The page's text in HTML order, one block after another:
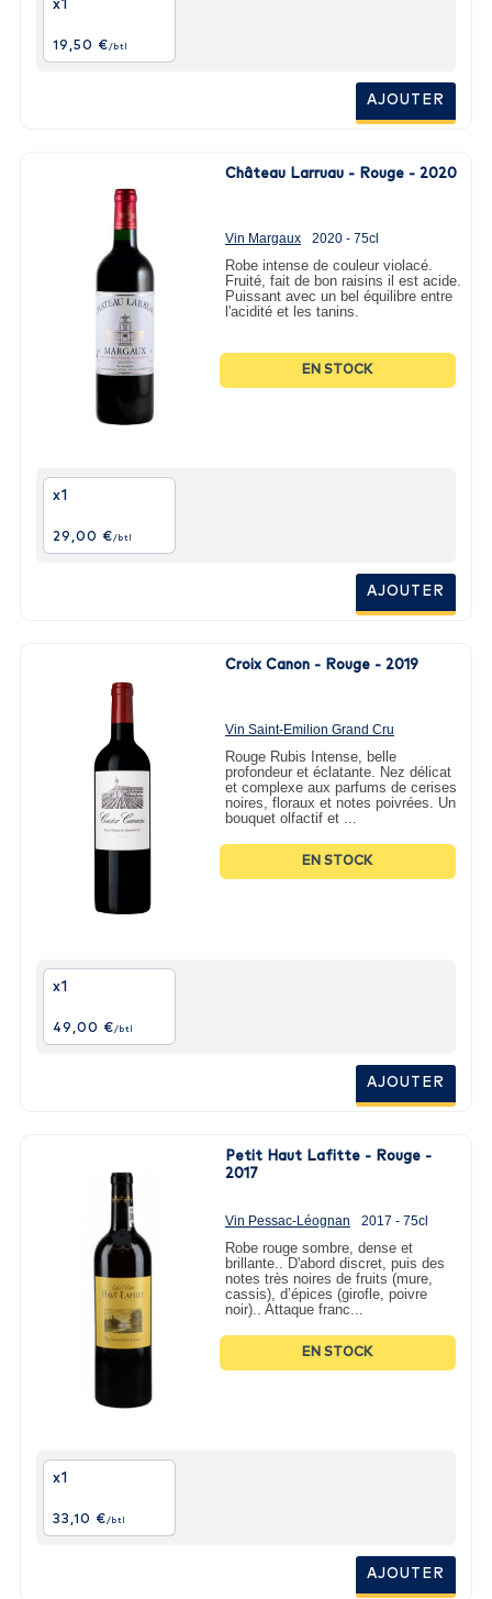
x1
19,50 €/btl
AJOUTER
Château Larruau - Rouge - 2020
Vin Margaux 2020 - 75cl
Robe intense de couleur violacé.
Fruité, fait de bon raisins il est acide.
Puissant avec un bel équilibre entre
l'acidité et les tanins.
EN STOCK
x1
29,00 €/btl
AJOUTER
Croix Canon - Rouge - 2019
Vin Saint-Emilion Grand Cru
2019 - 75cl
Rouge Rubis Intense, belle
profondeur et éclatante. Nez délicat
et complexe aux parfums de cerises
noires, floraux et notes poivrées. Un
bouquet olfactif et ...
EN STOCK
x1
49,00 €/btl
AJOUTER
Petit Haut Lafitte - Rouge -
2017
Vin Pessac-Léognan 2017 - 75cl
Robe rouge sombre, dense et
brillante.. D'abord discret, puis des
notes très noires de fruits (mure,
cassis), d’épices (girofle, poivre
noir).. Attaque franc...
EN STOCK
x1
33,10 €/btl
AJOUTER